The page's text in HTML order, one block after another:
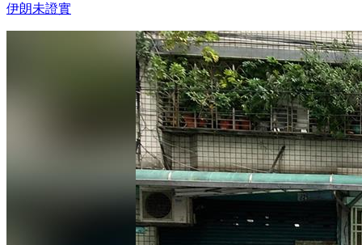
伊朗未證實